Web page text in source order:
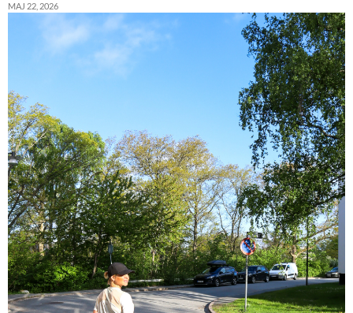
MAJ 22, 2026